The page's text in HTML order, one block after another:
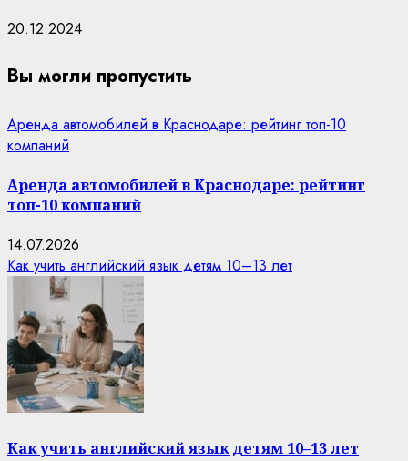
20.12.2024
Вы могли пропустить
Аренда автомобилей в Краснодаре: рейтинг топ-10
компаний
Аренда автомобилей в Краснодаре: рейтинг
топ-10 компаний
14.07.2026
Как учить английский язык детям 10–13 лет
Как учить английский язык детям 10–13 лет